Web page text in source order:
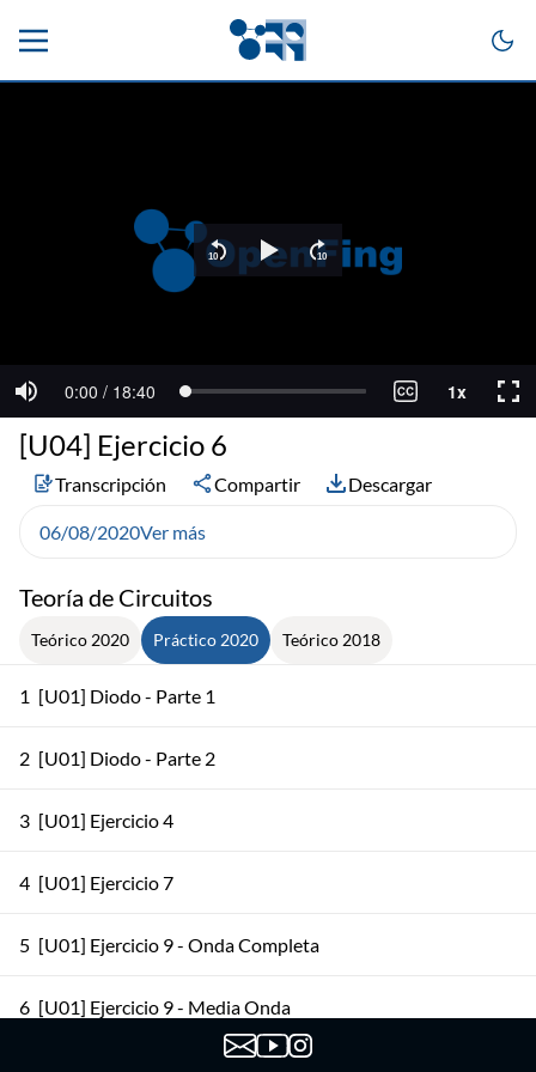
Teoría de Circuitos
Teórico 2020 Práctico 2020 Teórico 2018
1 [U01] Diodo - Parte 1
2 [U01] Diodo - Parte 2
3 [U01] Ejercicio 4
4 [U01] Ejercicio 7
5 [U01] Ejercicio 9 - Onda Completa
6 [U01] Ejercicio 9 - Media Onda
[U04] Ejercicio 6
Transcripción Compartir Descargar
06/08/2020Ver más